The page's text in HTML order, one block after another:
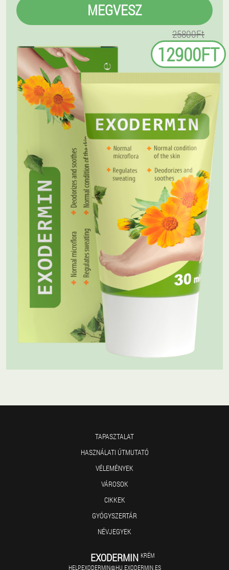
MEGVESZ
25800Ft
12900FT
TAPASZTALAT
HASZNÁLATI ÚTMUTATÓ
VÉLEMÉNYEK
VÁROSOK
CIKKEK
GYÓGYSZERTÁR
NÉVJEGYEK
EXODERMIN KRÉM
HELP.EXODERMIN@HU.EXODERMIN.ES